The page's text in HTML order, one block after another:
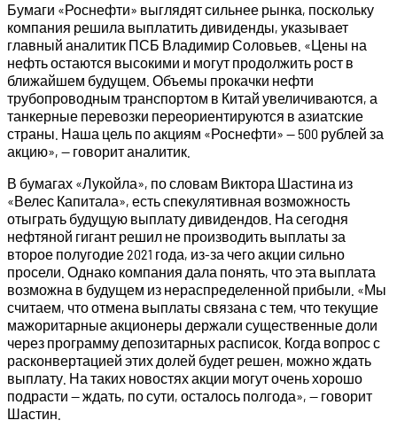
Бумаги «Роснефти» выглядят сильнее рынка, поскольку
компания решила выплатить дивиденды, указывает
главный аналитик ПСБ Владимир Соловьев. «Цены на
нефть остаются высокими и могут продолжить рост в
ближайшем будущем. Объемы прокачки нефти
трубопроводным транспортом в Китай увеличиваются, а
танкерные перевозки переориентируются в азиатские
страны. Наша цель по акциям «Роснефти» — 500 рублей за
акцию», — говорит аналитик.
В бумагах «Лукойла», по словам Виктора Шастина из
«Велес Капитала», есть спекулятивная возможность
отыграть будущую выплату дивидендов. На сегодня
нефтяной гигант решил не производить выплаты за
второе полугодие 2021 года, из-за чего акции сильно
просели. Однако компания дала понять, что эта выплата
возможна в будущем из нераспределенной прибыли. «Мы
считаем, что отмена выплаты связана с тем, что текущие
мажоритарные акционеры держали существенные доли
через программу депозитарных расписок. Когда вопрос с
расконвертацией этих долей будет решен, можно ждать
выплату. На таких новостях акции могут очень хорошо
подрасти — ждать, по сути, осталось полгода», — говорит
Шастин.